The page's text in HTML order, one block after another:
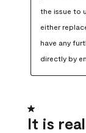
the issue to
either
have any
directly by
1 out of 5
It is